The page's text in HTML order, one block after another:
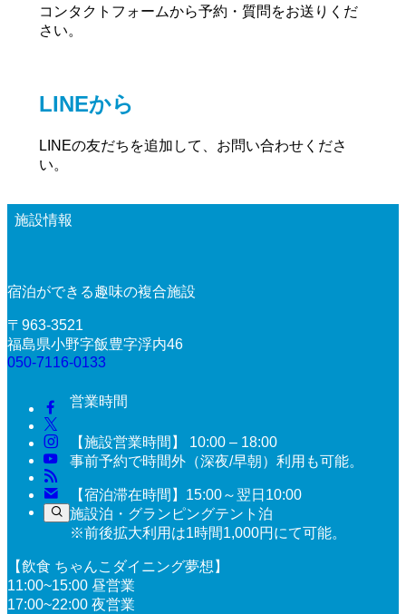
コンタクトフォームから予約・質問をお送りくだ
さい。
LINEから
LINEの友だちを追加して、お問い合わせくださ
い。
施設情報
宿泊ができる趣味の複合施設
〒963-3521
福島県小野字飯豊字浮内46
050-7116-0133
営業時間
【施設営業時間】 10:00 – 18:00
事前予約で時間外（深夜/早朝）利用も可能。
【宿泊滞在時間】15:00～翌日10:00
施設泊・グランピングテント泊
※前後拡大利用は1時間1,000円にて可能。
【飲食 ちゃんこダイニング夢想】
11:00~15:00 昼営業
17:00~22:00 夜営業